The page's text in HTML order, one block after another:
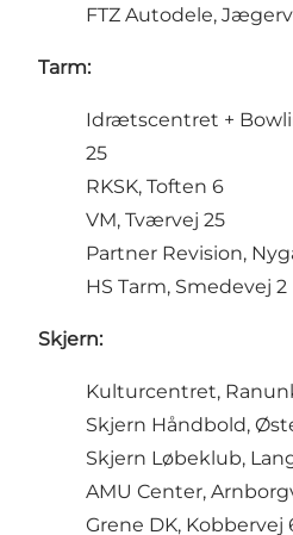
FTZ Autodele,
Tarm:
Idrætscentret +
25
RKSK, Toften 6
VM, Tværvej 25
Partner Revision,
HS Tarm, Smedevej 2
Skjern:
Kulturcentret,
Skjern Håndbold,
Skjern Løbeklub,
AMU Center,
Grene DK, Kobbervej